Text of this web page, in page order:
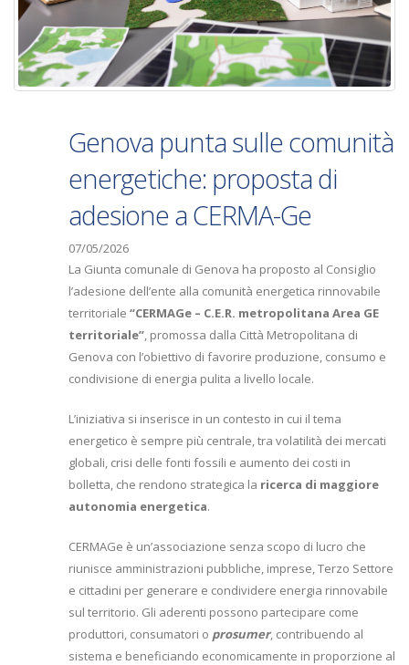
Genova punta sulle comunità
energetiche: proposta di
adesione a CERMA-Ge
07/05/2026
La Giunta comunale di Genova ha proposto al Consiglio
l’adesione dell’ente alla comunità energetica rinnovabile
territoriale “CERMAGe – C.E.R. metropolitana Area GE
territoriale”, promossa dalla Città Metropolitana di
Genova con l’obiettivo di favorire produzione, consumo e
condivisione di energia pulita a livello locale.
L’iniziativa si inserisce in un contesto in cui il tema
energetico è sempre più centrale, tra volatilità dei mercati
globali, crisi delle fonti fossili e aumento dei costi in
bolletta, che rendono strategica la ricerca di maggiore
autonomia energetica.
CERMAGe è un’associazione senza scopo di lucro che
riunisce amministrazioni pubbliche, imprese, Terzo Settore
e cittadini per generare e condividere energia rinnovabile
sul territorio. Gli aderenti possono partecipare come
produttori, consumatori o prosumer, contribuendo al
sistema e beneficiando economicamente in proporzione al